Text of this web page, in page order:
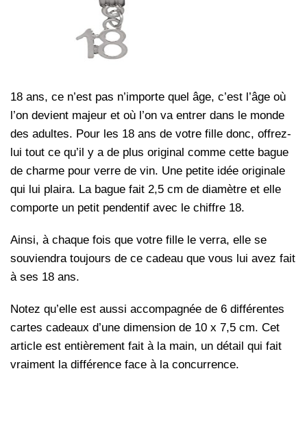
18 ans, ce n’est pas n’importe quel âge, c’est l’âge où
l’on devient majeur et où l’on va entrer dans le monde
des adultes. Pour les 18 ans de votre fille donc, offrez-
lui tout ce qu’il y a de plus original comme cette bague
de charme pour verre de vin. Une petite idée originale
qui lui plaira. La bague fait 2,5 cm de diamètre et elle
comporte un petit pendentif avec le chiffre 18.
Ainsi, à chaque fois que votre fille le verra, elle se
souviendra toujours de ce cadeau que vous lui avez fait
à ses 18 ans.
Notez qu’elle est aussi accompagnée de 6 différentes
cartes cadeaux d’une dimension de 10 x 7,5 cm. Cet
article est entièrement fait à la main, un détail qui fait
vraiment la différence face à la concurrence.